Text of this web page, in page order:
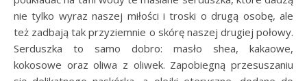
nie tylko wyraz naszej miłości i troski o drugą osobę, ale
też zadbają tak przyziemnie o skórę naszej drugiej połowy.
Serduszka to samo dobro: masło shea, kakaowe,
kokosowe oraz oliwa z oliwek. Zapobiegną przesuszaniu